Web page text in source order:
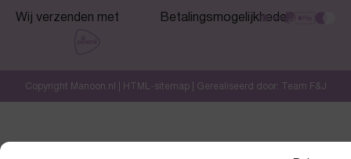
Wij verzenden met Betalingsmogelijkheden
Copyright Manoon.nl | HTML-sitemap| Gerealiseerd door: Team F&J